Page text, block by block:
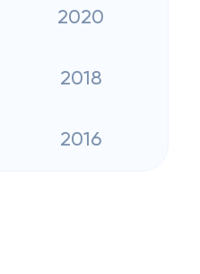
2020
2018
2016